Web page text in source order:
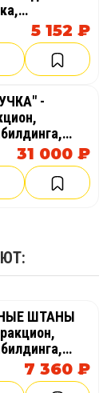
5 152 ₽
-
стартов,
31 000 ₽
ШТАНЫ
стартов,
7 360 ₽